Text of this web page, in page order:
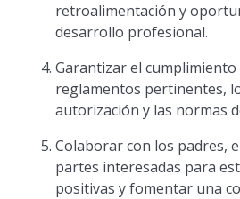
retroalimentación y
desarrollo profesional.
Garantizar el
reglamentos pertinentes,
autorización y las normas
Colaborar con los padres,
partes interesadas para
positivas y fomentar una